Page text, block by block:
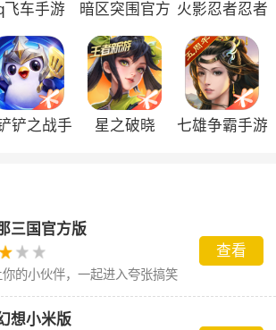
飞车手游
暗区突围官方 火影忍者忍者
铲之战手
星之破晓 七雄争霸手游
三国官方版
你的小伙伴，一起进入夸张搞笑
界吧！
查看
想小米版